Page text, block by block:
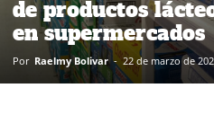
de productos
en supermercados
Por Raelmy Bolivar - 22 de marzo de